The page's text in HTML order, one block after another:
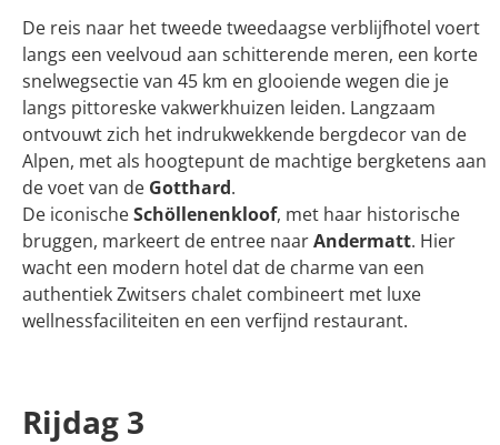
De reis naar het tweede tweedaagse verblijfhotel voert
langs een veelvoud aan schitterende meren, een korte
snelwegsectie van 45 km en glooiende wegen die je
langs pittoreske vakwerkhuizen leiden. Langzaam
ontvouwt zich het indrukwekkende bergdecor van de
Alpen, met als hoogtepunt de machtige bergketens aan
de voet van de Gotthard.
De iconischeSchöllenenkloof, met haar historische
bruggen, markeert de entree naarAndermatt. Hier
wacht een modern hotel dat de charme van een
authentiek Zwitsers chalet combineert met luxe
wellnessfaciliteiten en een verfijnd restaurant.
Rijdag 3